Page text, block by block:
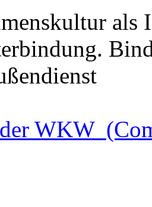
als
WKW